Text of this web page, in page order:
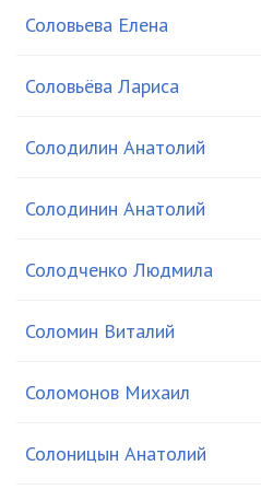
Соловьева Елена
Соловьёва Лариса
Солодилин Анатолий
Солодинин Анатолий
Солодченко Людмила
Соломин Виталий
Соломонов Михаил
Солоницын Анатолий